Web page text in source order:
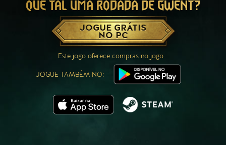
QUE TAL UMA RODADA DE GWENT?
JOGUE GRÁTIS
NO PC
Este jogo oferece compras no jogo
JOGUE TAMBÉM NO: